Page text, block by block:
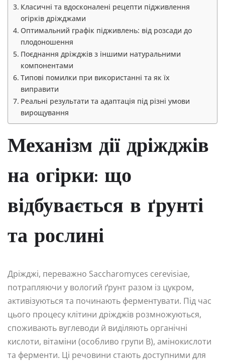
Класичні та вдосконалені рецепти підживлення
огірків дріжджами
Оптимальний графік підживлень: від розсади до
плодоношення
Поєднання дріжджів з іншими натуральними
компонентами
Типові помилки при використанні та як їх
виправити
Реальні результати та адаптація під різні умови
вирощування
Механізм дії дріжджів
на огірки: що
відбувається в ґрунті
та рослині
Дріжджі, переважно Saccharomyces cerevisiae,
потрапляючи у вологий ґрунт разом із цукром,
активізуються та починають ферментувати. Під час
цього процесу клітини дріжджів розмножуються,
споживають вуглеводи й виділяють органічні
кислоти, вітаміни (особливо групи B), амінокислоти
та ферменти. Ці речовини стають доступними для